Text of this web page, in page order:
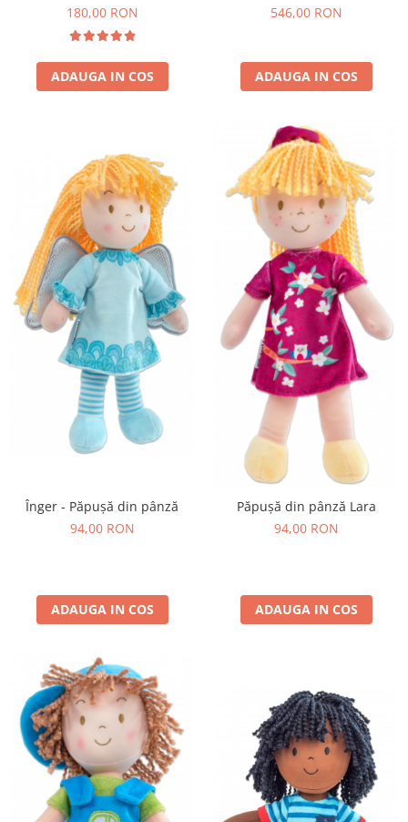
180,00 RON
ADAUGA IN COS
546,00 RON
ADAUGA IN COS
Înger - Păpușă din pânză
94,00 RON
ADAUGA IN COS
Păpușă din pânză Lara
94,00 RON
ADAUGA IN COS